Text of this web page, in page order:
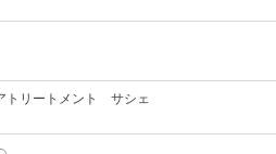
リートメント サシェ